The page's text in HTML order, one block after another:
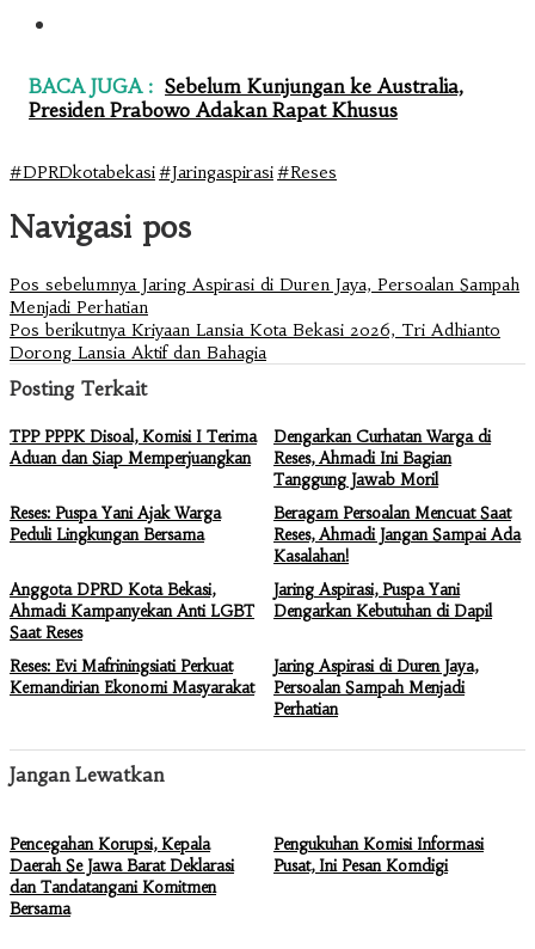
BACA JUGA : Sebelum Kunjungan ke Australia,
Presiden Prabowo Adakan Rapat Khusus
#DPRDkotabekasi#Jaringaspirasi#Reses
Navigasi pos
Pos sebelumnyaJaring Aspirasi di Duren Jaya, Persoalan Sampah
Menjadi Perhatian
Pos berikutnyaKriyaan Lansia Kota Bekasi 2026, Tri Adhianto
Dorong Lansia Aktif dan Bahagia
Posting Terkait
TPP PPPK Disoal, Komisi I Terima
Aduan dan Siap Memperjuangkan
Dengarkan Curhatan Warga di
Reses, Ahmadi Ini Bagian
Tanggung Jawab Moril
Reses: Puspa Yani Ajak Warga
Peduli Lingkungan Bersama
Beragam Persoalan Mencuat Saat
Reses, Ahmadi Jangan Sampai Ada
Kasalahan!
Anggota DPRD Kota Bekasi,
Ahmadi Kampanyekan Anti LGBT
Saat Reses
Jaring Aspirasi, Puspa Yani
Dengarkan Kebutuhan di Dapil
Reses: Evi Mafriningsiati Perkuat
Kemandirian Ekonomi Masyarakat
Jaring Aspirasi di Duren Jaya,
Persoalan Sampah Menjadi
Perhatian
Jangan Lewatkan
Pencegahan Korupsi, Kepala
Daerah Se Jawa Barat Deklarasi
dan Tandatangani Komitmen
Bersama
Pengukuhan Komisi Informasi
Pusat, Ini Pesan Komdigi